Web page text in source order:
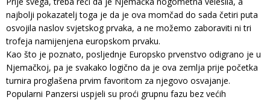
najbolji pokazatelj toga je da je ova momčad do sada četiri puta
osvojila naslov svjetskog prvaka, a ne možemo zaboraviti ni tri
trofeja namijenjena europskom prvaku.
Kao što je poznato, posljednje Europsko prvenstvo odigrano je u
Njemačkoj, pa je svakako logično da je ova zemlja prije početka
turnira proglašena prvim favoritom za njegovo osvajanje.
Popularni Panzersi uspjeli su proći grupnu fazu bez većih